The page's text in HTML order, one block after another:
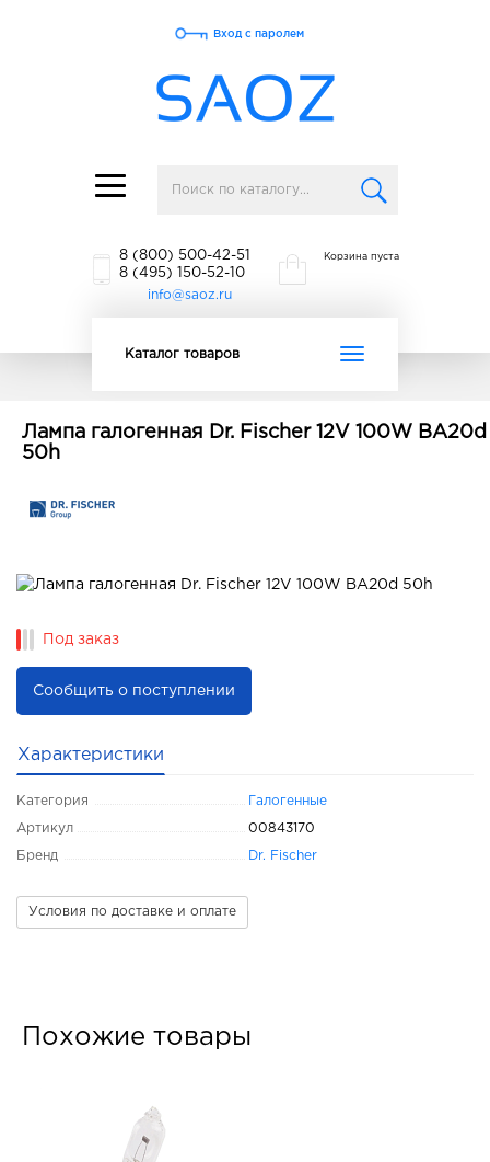
Toggle
navigation
Вход с паролем
8 (800) 500-42-51
8 (495) 150-52-10
info@saoz.ru
Корзина пуста
Toggle
Каталог товаров
Лампа галогенная Dr. Fischer 12V 100W BA20d
50h
Под заказ
Сообщить о поступлении
Характеристики
Категория Галогенные
Артикул 00843170
Бренд Dr. Fischer
Условия по доставке и оплате
Похожие товары